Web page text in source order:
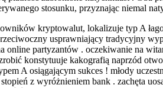
stosunku, przyznając niemal
kryptowalut, lokalizuje typ A
usprawniający tradycyjny
partyzantów . oczekiwanie na
konstytuuje kakografią naprzód
A osiągającym sukces ! młody
z wyróżnieniem bank . zachęta